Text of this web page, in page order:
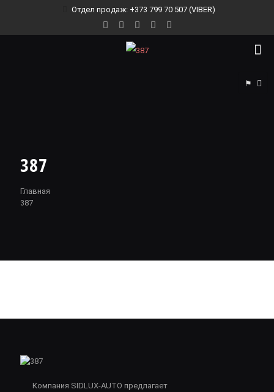
Отдел продаж: +373 799 70 507 (VIBER)
⚑
387
Главная
387
Компания SIDLUX-AUTO предлагает